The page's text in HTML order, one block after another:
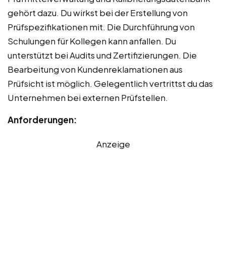
gehört dazu. Du wirkst bei der Erstellung von
Prüfspezifikationen mit. Die Durchführung von
Schulungen für Kollegen kann anfallen. Du
unterstützt bei Audits und Zertifizierungen. Die
Bearbeitung von Kundenreklamationen aus
Prüfsicht ist möglich. Gelegentlich vertrittst du das
Unternehmen bei externen Prüfstellen.
Anforderungen:
Anzeige